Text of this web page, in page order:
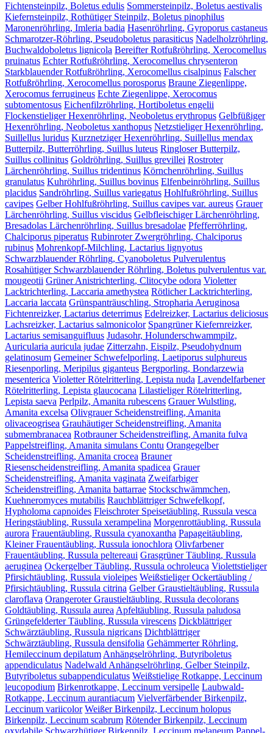
Fichtensteinpilz, Boletus edulis Sommersteinpilz, Boletus aestivalis
Kiefernsteinpilz, Rothütiger Steinpilz, Boletus pinophilus
Maronenröhrling, Imleria badia Hasenröhrling, Gyroporus castaneus
Schmarotzer-Röhrling, Pseudoboletus parasiticus Nadelholzröhrling,
Buchwaldoboletus lignicola Bereifter Rotfußröhrling, Xerocomellus
pruinatus Echter Rotfußröhrling, Xerocomellus chrysenteron
Starkblauender Rotfußröhrling, Xerocomellus cisalpinus Falscher
Rotfußröhrling, Xerocomellus porosporus Braune Ziegenlippe,
Xerocomus ferrugineus Echte Ziegenlippe, Xerocomus
subtomentosus Eichenfilzröhrling, Hortiboletus engelii
Flockenstieliger Hexenröhrling, Neoboletus erythropus Gelbfüßiger
Hexenröhrling, Neoboletus xanthopus Netzstieliger Hexenröhrling,
Suillellus luridus Kurznetziger Hexenröhrling, Suillellus mendax
Butterpilz, Butterröhrling, Suillus luteus Ringloser Butterpilz,
Suillus collinitus Goldröhrling, Suillus grevillei Rostroter
Lärchenröhrling, Suillus tridentinus Körnchenröhrling, Suillus
granulatus Kuhröhrling, Suillus bovinus Elfenbeinröhrling, Suillus
placidus Sandröhrling, Suillus variegatus Hohlfußröhrling, Suillus
cavipes Gelber Hohlfußröhrling, Suillus cavipes var. aureus Grauer
Lärchenröhrling, Suillus viscidus Gelbfleischiger Lärchenröhrling,
Bresadolas Lärchenröhrling, Suillus bresadolae Pfefferröhrling,
Chalciporus piperatus Rubinroter Zwergröhrling, Chalciporus
rubinus Mohrenkopf-Milchling, Lactarius lignyotus
Schwarzblauender Röhrling, Cyanoboletus Pulverulentus
Rosahütiger Schwarzblauender Röhrling, Boletus pulverulentus var.
mougeotii Grüner Anistrichterling, Clitocybe odora Violetter
Lacktrichterling, Laccaria amethystea Rötlicher Lacktrichterling,
Laccaria laccata Grünspanträuschling, Stropharia Aeruginosa
Fichtenreizker, Lactarius deterrimus Edelreizker, Lactarius deliciosus
Lachsreizker, Lactarius salmonicolor Spangrüner Kiefernreizker,
Lactarius semisanguifluus Judasohr, Holunderschwammpilz,
Auricularia auricula judae Zitterzahn, Eispilz, Pseudohydnum
gelatinosum Gemeiner Schwefelporling, Laetiporus sulphureus
Riesenporling, Meripilus giganteus Bergporling, Bondarzewia
mesenterica Violetter Rötelritterling, Lepista nuda Lavendelfarbener
Rötelritterling, Lepista glaucocana Lilastieliger Rötelritterling,
Lepista saeva Perlpilz, Amanita rubescens Grauer Wulstling,
Amanita excelsa Olivgrauer Scheidenstreifling, Amanita
olivaceogrisea Grauhäutiger Scheidenstreifling, Amanita
submembranacea Rotbrauner Scheidenstreifling, Amanita fulva
Pappelstreifling, Amanita simulans Contu Orangegelber
Scheidenstreifling, Amanita crocea Brauner
Riesenscheidenstreifling, Amanita spadicea Grauer
Scheidenstreifling, Amanita vaginata Zweifarbiger
Scheidenstreifling, Amanita battarrae Stockschwämmchen,
Kuehneromyces mutabilis Rauchblättriger Schwefelkopf,
Hypholoma capnoides Fleischroter Speisetäubling, Russula vesca
Heringstäubling, Russula xerampelina Morgenrottäubling, Russula
aurora Frauentäubling, Russula cyanoxantha Papageitäubling,
Kleiner Frauentäubling, Russula ionochlora Olivfarbener
Frauentäubling, Russula peltereaui Grasgrüner Täubling, Russula
aeruginea Ockergelber Täubling, Russula ochroleuca Violettstieliger
Pfirsichtäubling, Russula violeipes Weißstieliger Ockertäubling /
Pfirsichtäubling, Russula citrina Gelber Graustieltäubling, Russula
claroflava Orangeroter Graustieltäubling, Russula decolorans
Goldtäubling, Russula aureaApfeltäubling, Russula paludosa
Grüngefelderter Täubling, Russula virescens Dickblättriger
Schwärztäubling, Russula nigricans Dichtblättriger
Schwärztäubling, Russula densifolia Gehämmerter Röhrling,
Hemileccinum depilatumAnhängselröhrling, Butyriboletus
appendiculatus Nadelwald Anhängselröhrling, Gelber Steinpilz,
Butyriboletus subappendiculatus Weißstielige Rotkappe, Leccinum
leucopodium Birkenrotkappe, Leccinum versipelle Laubwald-
Rotkappe, Leccinum aurantiacum Vielverfärbender Birkenpilz,
Leccinum variicolor Weißer Birkenpilz, Leccinum holopus
Birkenpilz, Leccinum scabrum Rötender Birkenpilz, Leccinum